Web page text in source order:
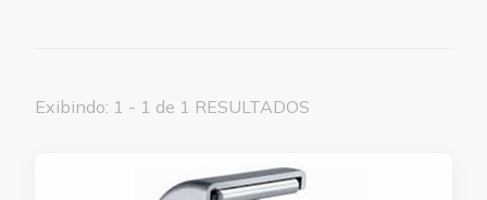
Exibindo: 1 - 1 de 1 RESULTADOS